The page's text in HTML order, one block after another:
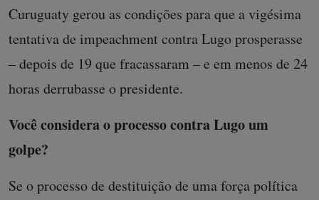
Curuguaty gerou as condições para que a vigésima
tentativa de impeachment contra Lugo prosperasse
– depois de 19 que fracassaram – e em menos de 24
horas derrubasse o presidente.
Você considera o processo contra Lugo um
golpe?
Se o processo de destituição de uma força política